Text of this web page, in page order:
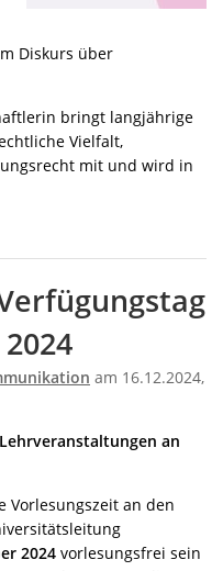
Diskurs über
bringt langjährige
Vielfalt,
mit und wird in
am 16.12.2024,
an
an den
2024 vorlesungsfrei sein